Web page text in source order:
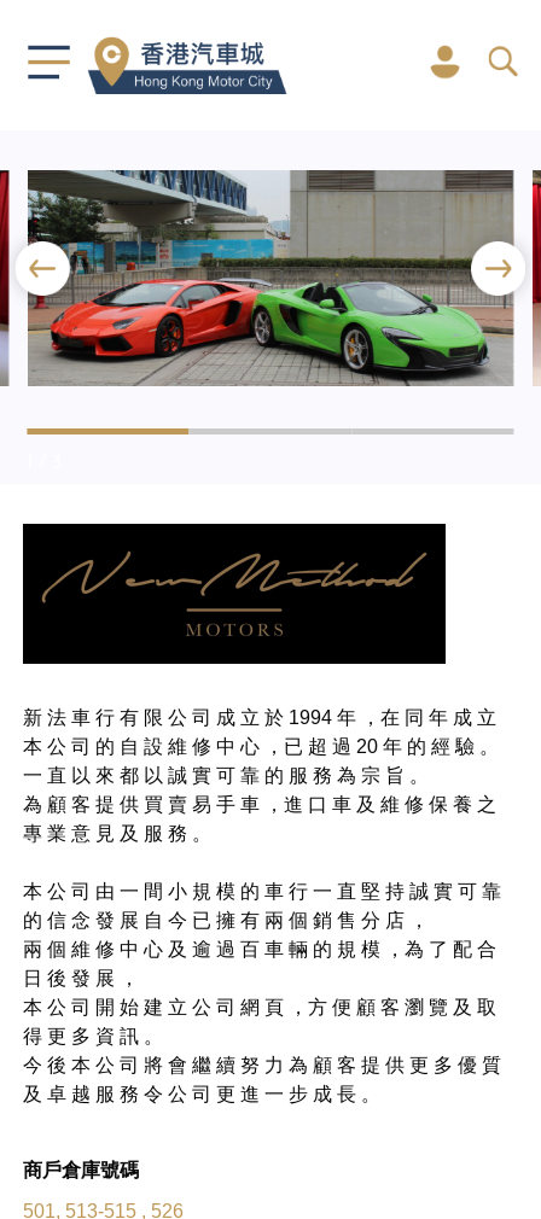
新 法 車 行 有 限 公 司 成 立 於 1994 年 ，在 同 年 成 立
本 公 司 的 自 設 維 修 中 心 ，已 超 過 20 年 的 經 驗 。
一 直 以 來 都 以 誠 實 可 靠 的 服 務 為 宗 旨 。
為 顧 客 提 供 買 賣 易 手 車 ，進 口 車 及 維 修 保 養 之
專 業 意 見 及 服 務 。
本 公 司 由 一 間 小 規 模 的 車 行 一 直 堅 持 誠 實 可 靠
的 信 念 發 展 自 今 已 擁 有 兩 個 銷 售 分 店 ，
兩 個 維 修 中 心 及 逾 過 百 車 輛 的 規 模 ，為 了 配 合
日 後 發 展 ，
本 公 司 開 始 建 立 公 司 網 頁 ，方 便 顧 客 瀏 覽 及 取
得 更 多 資 訊 。
今 後 本 公 司 將 會 繼 續 努 力 為 顧 客 提 供 更 多 優 質
及 卓 越 服 務 令 公 司 更 進 一 步 成 長 。
商戶倉庫號碼
501, 513-515 , 526